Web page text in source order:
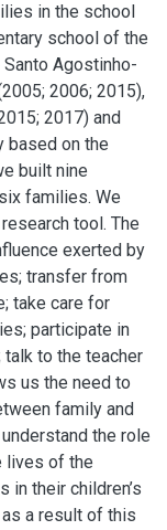
in the school
school of the
Agostinho-
2006; 2015),
2017) and
based on the
built nine
families. We
tool. The
exerted by
transfer from
take care for
participate in
to the teacher
us the need to
family and
the role
lives of the
in their children’s
a result of this